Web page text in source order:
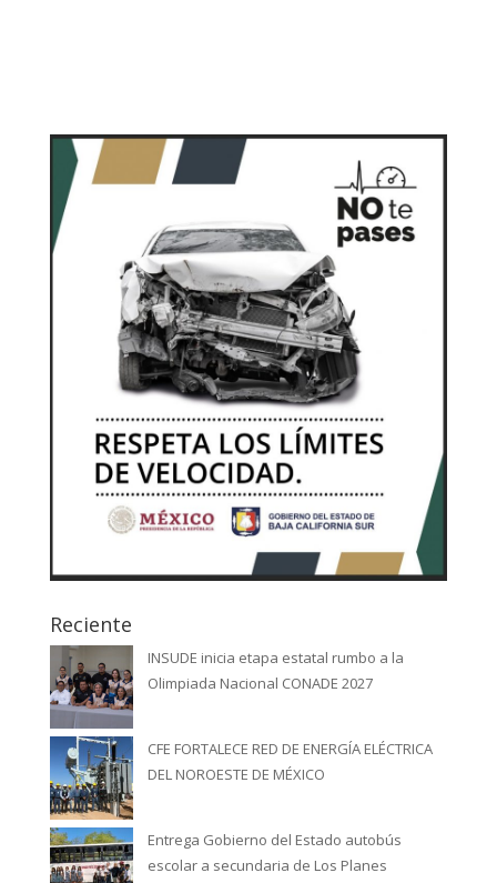
Reciente
INSUDE inicia etapa estatal rumbo a la
Olimpiada Nacional CONADE 2027
CFE FORTALECE RED DE ENERGÍA ELÉCTRICA
DEL NOROESTE DE MÉXICO
Entrega Gobierno del Estado autobús
escolar a secundaria de Los Planes